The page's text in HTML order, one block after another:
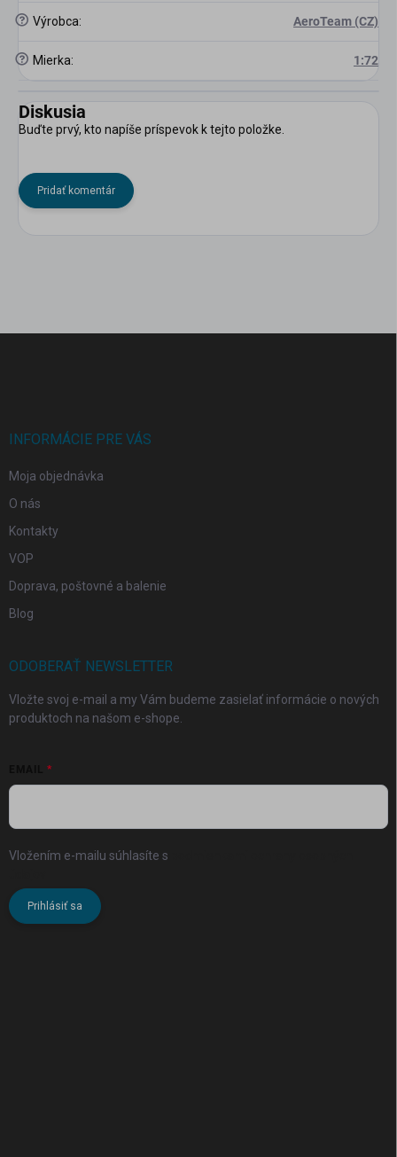
? Výrobca: AeroTeam (CZ)
? Mierka: 1:72
Diskusia
Buďte prvý, kto napíše príspevok k tejto položke.
Pridať komentár
INFORMÁCIE PRE VÁS
Moja objednávka
O nás
Kontakty
VOP
Doprava, poštovné a balenie
Blog
ODOBERAŤ NEWSLETTER
Vložte svoj e-mail a my Vám budeme zasielať informácie o nových
produktoch na našom e-shope.
Vložením e-mailu súhlasíte s
Prihlásiť sa